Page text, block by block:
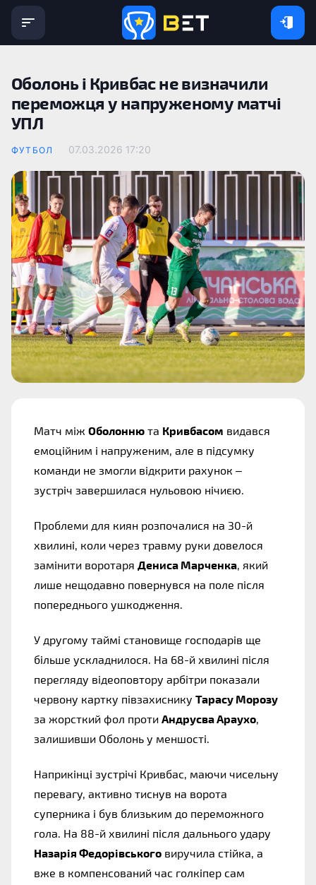
Оболонь і Кривбас не визначили
переможця у напруженому матчі
УПЛ
ФУТБОЛ 07.03.2026 17:20
Матч між Оболонню та Кривбасом видався
емоційним і напруженим, але в підсумку
команди не змогли відкрити рахунок –
зустріч завершилася нульовою нічиєю.
Проблеми для киян розпочалися на 30-й
хвилині, коли через травму руки довелося
замінити воротаря Дениса Марченка, який
лише нещодавно повернувся на поле після
попереднього ушкодження.
У другому таймі становище господарів ще
більше ускладнилося. На 68-й хвилині після
перегляду відеоповтору арбітри показали
червону картку півзахиснику Тарасу Морозу
за жорсткий фол проти Андрусва Араухо,
залишивши Оболонь у меншості.
Наприкінці зустрічі Кривбас, маючи чисельну
перевагу, активно тиснув на ворота
суперника і був близьким до переможного
гола. На 88-й хвилині після дальнього удару
Назарія Федорівського виручила стійка, а
вже в компенсований час голкіпер сам